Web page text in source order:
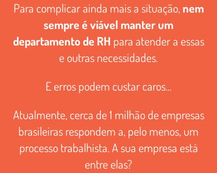
Para complicar ainda mais a situação, nem
sempre é viável manter um
departamento de RH para atender a essas
e outras necessidades.
E erros podem custar caros...
Atualmente, cerca de 1 milhão de empresas
brasileiras respondem a, pelo menos, um
processo trabalhista. A sua empresa está
entre elas?